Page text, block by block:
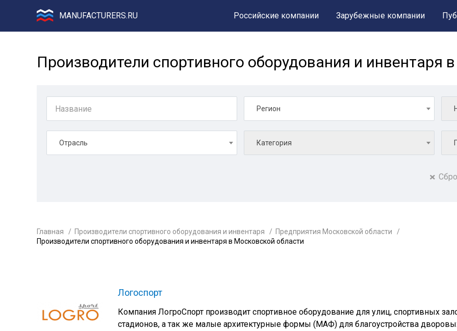
MANUFACTURERS.RU Российские компании Зарубежные компании
Производители спортивного оборудования и инвентаря
Регион
Отрасль Категория
Главная Производители спортивного оборудования и инвентаря
Предприятия Московской области
Производители спортивного оборудования и инвентаря в Московской области
Логоспорт
Компания ЛогроСпорт производит спортивное оборудование для улиц, спортивных
стадионов, а так же малые архитектурные формы (МАФ) для благоустройства